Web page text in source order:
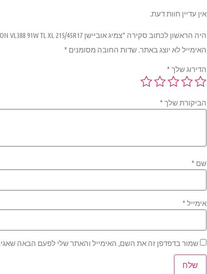
אין עדיין חוות דעת.
היה הראשון לכתוב סקירה “צמיג אוביישן OVATION VL388 91W TL XL 215/45R17”
האימייל לא יוצג באתר. שדות החובה מסומנים *
הדירוג שלך *
הביקורת שלך *
שם *
אימייל *
שמור בדפדפן זה את השם, האימייל והאתר שלי לפעם הבאה